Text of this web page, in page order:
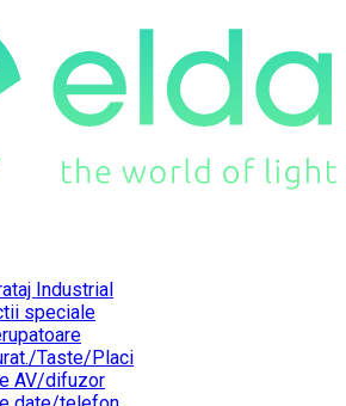
Industrial
speciale
Taste/Placi
AV/difuzor